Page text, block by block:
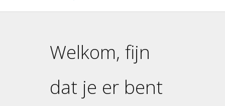
Welkom, fijn
dat je er bent